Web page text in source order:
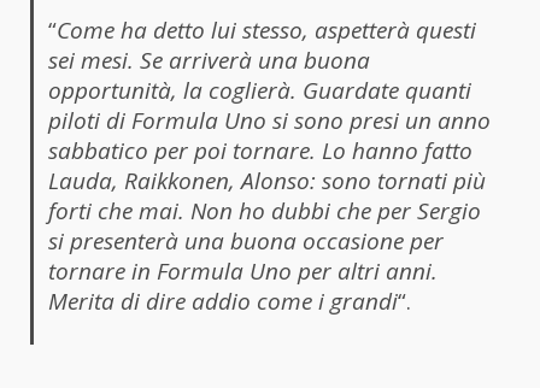
“Come ha detto lui stesso, aspetterà questi
sei mesi. Se arriverà una buona
opportunità, la coglierà. Guardate quanti
piloti di Formula Uno si sono presi un anno
sabbatico per poi tornare. Lo hanno fatto
Lauda, Raikkonen, Alonso: sono tornati più
forti che mai. Non ho dubbi che per Sergio
si presenterà una buona occasione per
tornare in Formula Uno per altri anni.
Merita di dire addio come i grandi“.